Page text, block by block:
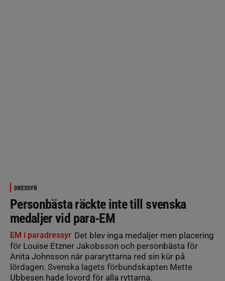
DRESSYR
Personbästa räckte inte till svenska
medaljer vid para-EM
EM i paradressyr Det blev inga medaljer men placering
för Louise Etzner Jakobsson och personbästa för
Anita Johnsson när pararyttarna red sin kür på
lördagen. Svenska lagets förbundskapten Mette
Ubbesen hade lovord för alla ryttarna.